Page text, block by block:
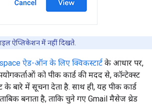
ऐप्लिकेशन में नहीं दिखते.
ऐड-ऑन के लिए क्विकस्टार्ट के आधार पर,
को पीक कार्ड की मदद से, कॉन्टेक्स्ट
बारे में सूचना देता है. साथ ही, यह पीक कार्ड
बनाता है, ताकि चुने गए Gmail मैसेज थ्रेड